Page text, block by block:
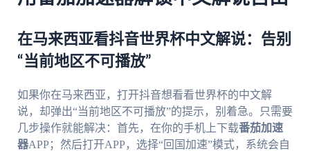
在马来西亚看抖音世界杯中文解说：告别
“当前地区不可播放”
如果你在马来西亚，打开抖音想看看世界杯的中文解
说，却弹出“当前地区不可播放”的提示，别着急。只需要
几步操作就能解决：首先，在你的手机上下载番茄加速
器APP；然后打开APP，选择“回国加速”模式，系统会自